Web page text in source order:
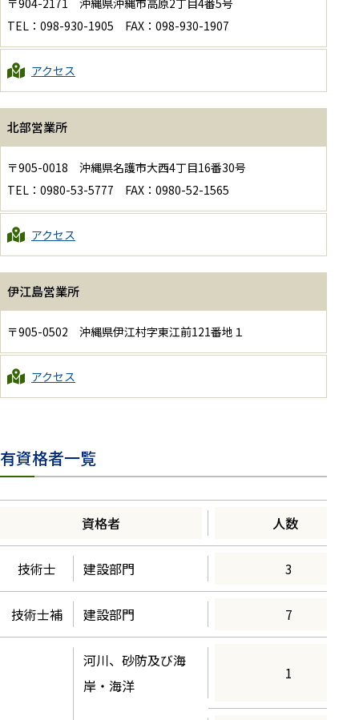
〒904-2171 沖縄県沖縄市高原2丁目4番5号
TEL：098-930-1905 FAX：098-930-1907
アクセス
北部営業所
〒905-0018 沖縄県名護市大西4丁目16番30号
TEL：0980-53-5777 FAX：0980-52-1565
アクセス
伊江島営業所
〒905-0502 沖縄県伊江村字東江前121番地１
アクセス
有資格者一覧
資格者 人数
技術士 建設部門 3
技術士補 建設部門 7
河川、砂防及び海
岸・海洋
1